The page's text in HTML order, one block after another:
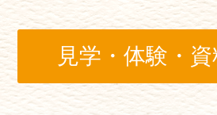
見学・体験・